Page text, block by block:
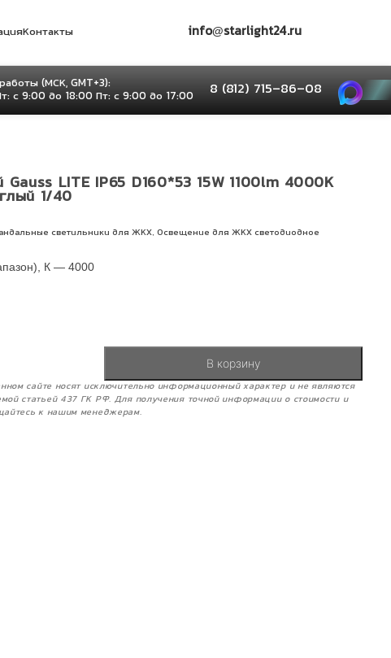
Контакты info@starlight24.ru
(МСК, GMT+3):
с 9:00 до 18:00 Пт: с 9:00 до 17:00
8 (812) 715–86–08
LITE IP65 D160*53 15W 1100lm 4000K
1/40
светильники для ЖКХ Освещение для ЖКХ светодиодное
К — 4000
В корзину
сайте носят исключительно информационный характер и не являются
статьей 437 ГК РФ. Для получения точной информации о стоимости и
к нашим менеджерам.